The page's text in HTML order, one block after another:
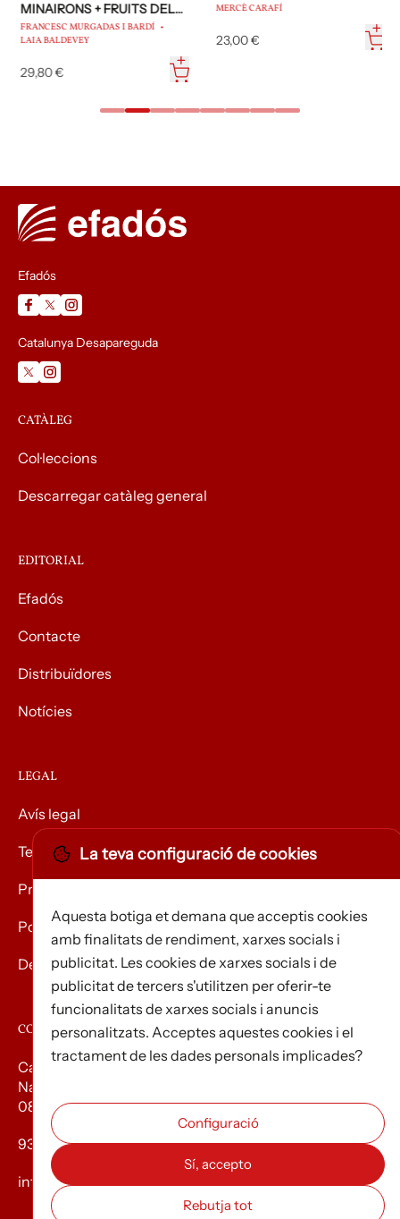
MINAIRONS + FRUITS DEL
BOSC 2026
FRANCESC MURGADAS I BARDÍ
LAIA BALDEVEY
29,80 €
MERCÈ CARAFÍ
23,00 €
Efadós
Catalunya Desapareguda
CATÀLEG
Col·leccions
Descarregar catàleg general
EDITORIAL
Efadós
Contacte
Distribuïdores
Notícies
LEGAL
Avís legal
Termes i condicions
Privacitat
Política de Cookies
Devolució de mercaderies
CONTACTE
Carrer d’Edison, 3
Nau A. Polígon industrial Les Torrenteres
08754 El Papiol
93 673 12 12
info@efados.cat
La teva configuració de cookies
Aquesta botiga et demana que acceptis cookies
amb finalitats de rendiment, xarxes socials i
publicitat. Les cookies de xarxes socials i de
publicitat de tercers s'utilitzen per oferir-te
funcionalitats de xarxes socials i anuncis
personalitzats. Acceptes aquestes cookies i el
tractament de les dades personals implicades?